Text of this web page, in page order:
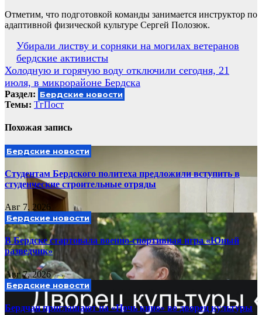
Отметим, что подготовкой команды занимается инструктор по
адаптивной физической культуре Сергей Полозюк.
Навигация
по
записям
Убирали листву и сорняки на могилах ветеранов
бердские активисты
Холодную и горячую воду отключили сегодня, 21
июля, в микрорайоне Бердска
Раздел: Бердские новости
Темы: ТгПост
Похожая запись
Бердские новости
Студентам Бердского политеха предложили вступить в
студенческие строительные отряды
Авг 7, 2026
Бердские новости
В Бердске стартовала военно-спортивная игра «Юный
разведчик»
Авг 7, 2026
Бердские новости
Бердчан приглашают на «Ночь кино» во дворец культуры